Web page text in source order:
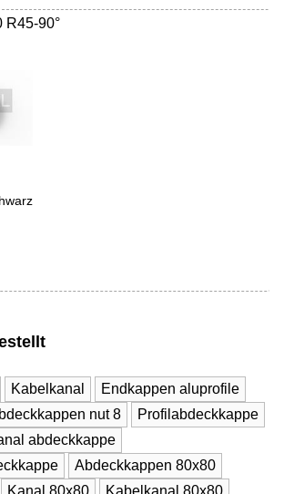
R45-90°
Kabelkanal
Endkappen aluprofile
nut 8
Profilabdeckkappe
abdeckkappe
Abdeckkappen 80x80
Kanal 80x80
Kabelkanal 80x80